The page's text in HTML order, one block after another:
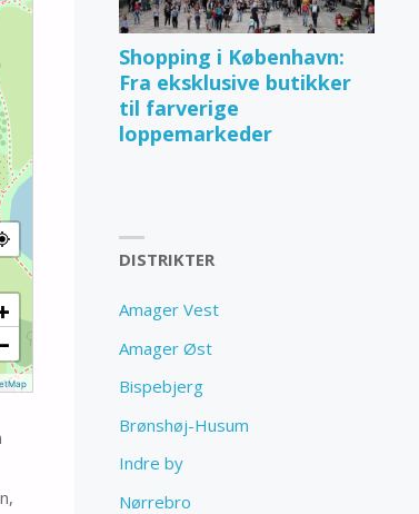
Shopping i København:
Fra eksklusive butikker
til farverige
loppemarkeder
DISTRIKTER
Amager Vest
Amager Øst
Bispebjerg
Brønshøj-Husum
Indre by
Nørrebro